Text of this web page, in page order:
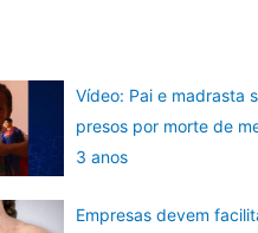
Vídeo: Pai e madrasta
presos por morte de
3 anos
Empresas devem